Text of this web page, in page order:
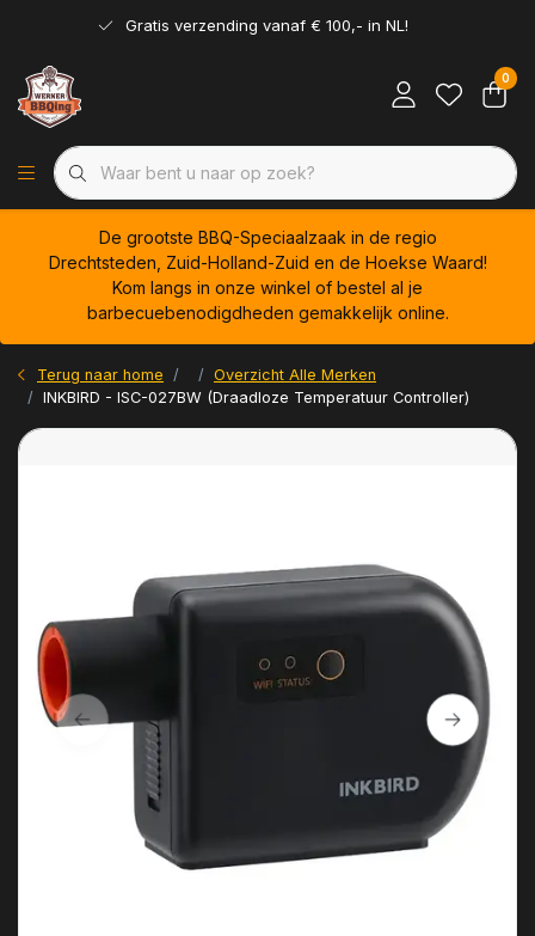
Gratis verzending vanaf € 100,- in NL!
0
De grootste BBQ-Speciaalzaak in de regio
Drechtsteden, Zuid-Holland-Zuid en de Hoekse Waard!
Kom langs in onze winkel of bestel al je
barbecuebenodigdheden gemakkelijk online.
Terug naar home
Overzicht Alle Merken
INKBIRD - ISC-027BW (Draadloze Temperatuur Controller)